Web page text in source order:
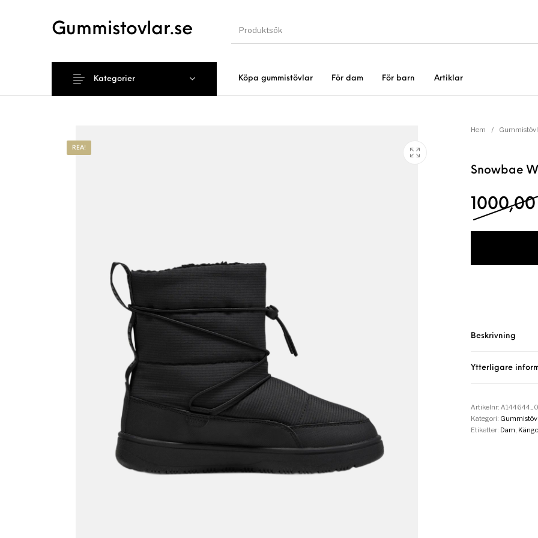
Gummistovlar.se
Köpa gummistövlar För dam För barn Artiklar
Kategorier
Gummistövlar
REA!
Hem /
Snowbae
1000,00
Beskrivning
Ytterligare
Artikelnr:
Kategori:
Etiketter: Dam